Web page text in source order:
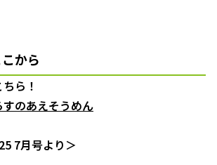
から
ら！
のあえそうめん
7月号より＞